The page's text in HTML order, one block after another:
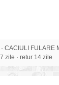
CACIULI FULARE
zile · retur 14 zile